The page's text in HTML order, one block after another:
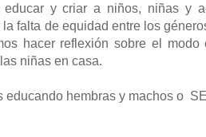
educar y criar a niños, niñas y
la falta de equidad entre los
hacer reflexión sobre el
niñas en casa.
educando hembras y machos o